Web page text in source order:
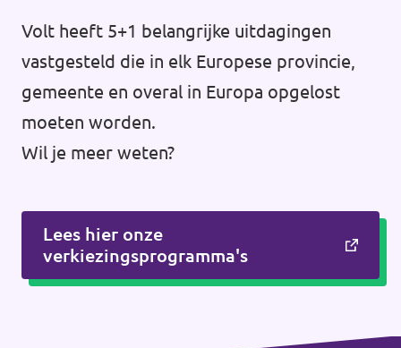
Volt heeft 5+1 belangrijke uitdagingen
vastgesteld die in elk Europese provincie,
gemeente en overal in Europa opgelost
moeten worden.
Wil je meer weten?
Lees hier onze
verkiezingsprogramma's